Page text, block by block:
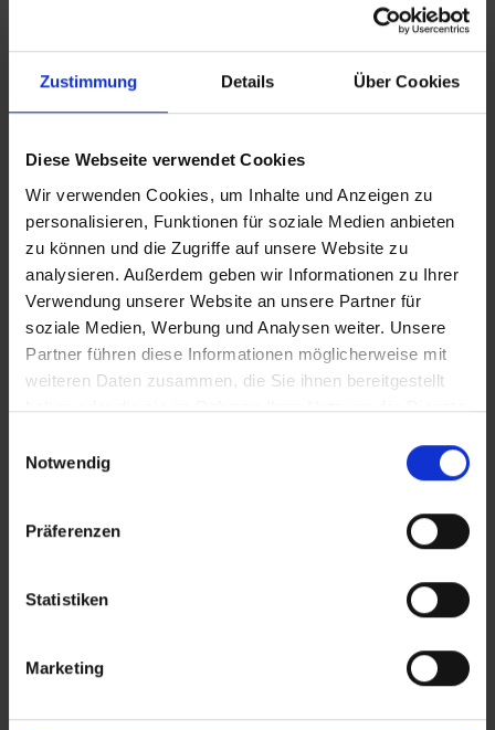
Zustimmung Details Über Cookies
Diese Webseite verwendet Cookies
Wir verwenden Cookies, um Inhalte und Anzeigen zu
personalisieren, Funktionen für soziale Medien anbieten
zu können und die Zugriffe auf unsere Website zu
analysieren. Außerdem geben wir Informationen zu Ihrer
Verwendung unserer Website an unsere Partner für
soziale Medien, Werbung und Analysen weiter. Unsere
Partner führen diese Informationen möglicherweise mit
weiteren Daten zusammen, die Sie ihnen bereitgestellt
haben oder die sie im Rahmen Ihrer Nutzung der Dienste
Notwendig
Präferenzen
Statistiken
Marketing
fordert. Sollte ein derartiger Nachweis nicht gelingen, kann
akzeptiert. Bitte beachten Sie, dass die vtours
Hotelbeschreibung für Ihre Buchung relevant ist! Es ist
Hotelbeschreibungen ausweisen oder es entscheidende
Unterschiede in den beschriebenen Leistungen gibt. Aug.
Wichtige Hinweise
Die Klimaanlage und Kühlschrank im Zimmer
sind gegen Gebühr.
Bei All Inklusive gibt es Kaffee mit Gebäck (kein
Kuchen).
Lobby Bar nur bei schlechteren
Bitte beachten Sie, dass in Griechenland seit
dem 01.01.2018 eine Touristensteuer erhoben
als sogenannte Abgabe zur Klimaresilienz.
Diese wird vor Ort im Hotel entrichtet.
Die Touristensteuer bemisst sich je nach